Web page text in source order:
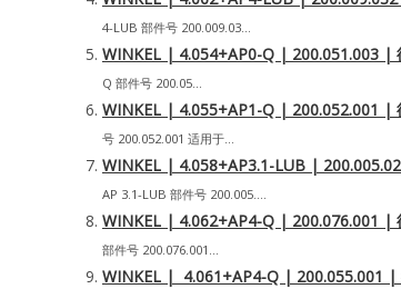
4-LUB 部件号 200.009.03...
WINKEL | 4.054+AP0-Q | 200.051.003 |
Q 部件号 200.05...
WINKEL | 4.055+AP1-Q | 200.052.001 |
号 200.052.001 适用于...
WINKEL | 4.058+AP3.1-LUB |
AP 3.1-LUB 部件号 200.005....
WINKEL | 4.062+AP4-Q | 200.076.001 |
部件号 200.076.001...
WINKEL | 4.061+AP4-Q | 200.055.001 |